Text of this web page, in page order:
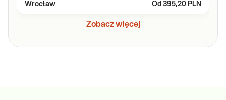
Wrocław Od 395,20 PLN
Zobacz więcej